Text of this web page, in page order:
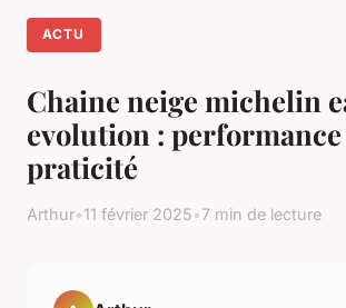
ACTU
Chaine neige michelin
evolution :
praticité
Arthur•11 février 2025•7 min de lecture